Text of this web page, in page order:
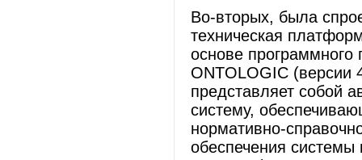
Во-вторых, была
техническая
основе
ONTOLOGIC
представляет собой
систему,
нормативно-
обеспечения системы